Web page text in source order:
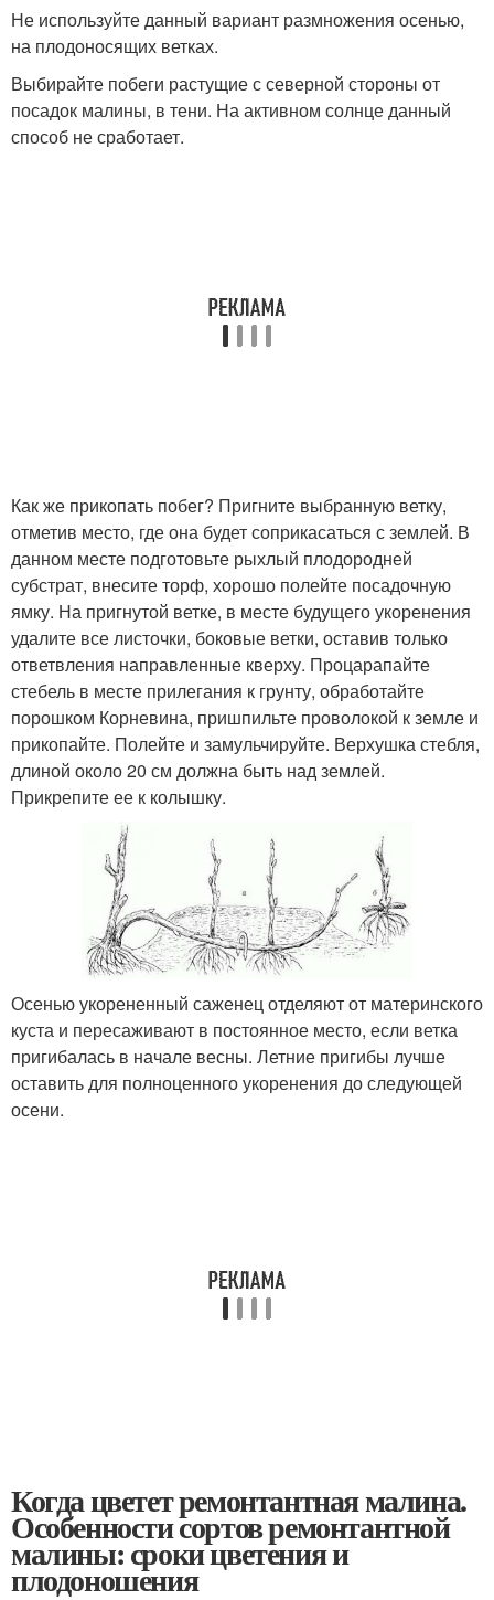
Не используйте данный вариант размножения осенью,
на плодоносящих ветках.
Выбирайте побеги растущие с северной стороны от
посадок малины, в тени. На активном солнце данный
способ не сработает.
Как же прикопать побег? Пригните выбранную ветку,
отметив место, где она будет соприкасаться с землей. В
данном месте подготовьте рыхлый плодородней
субстрат, внесите торф, хорошо полейте посадочную
ямку. На пригнутой ветке, в месте будущего укоренения
удалите все листочки, боковые ветки, оставив только
ответвления направленные кверху. Процарапайте
стебель в месте прилегания к грунту, обработайте
порошком Корневина, пришпильте проволокой к земле и
прикопайте. Полейте и замульчируйте. Верхушка стебля,
длиной около 20 см должна быть над землей.
Прикрепите ее к колышку.
Осенью укорененный саженец отделяют от материнского
куста и пересаживают в постоянное место, если ветка
пригибалась в начале весны. Летние пригибы лучше
оставить для полноценного укоренения до следующей
осени.
Когда цветет ремонтантная малина.
Особенности сортов ремонтантной
малины: сроки цветения и
плодоношения